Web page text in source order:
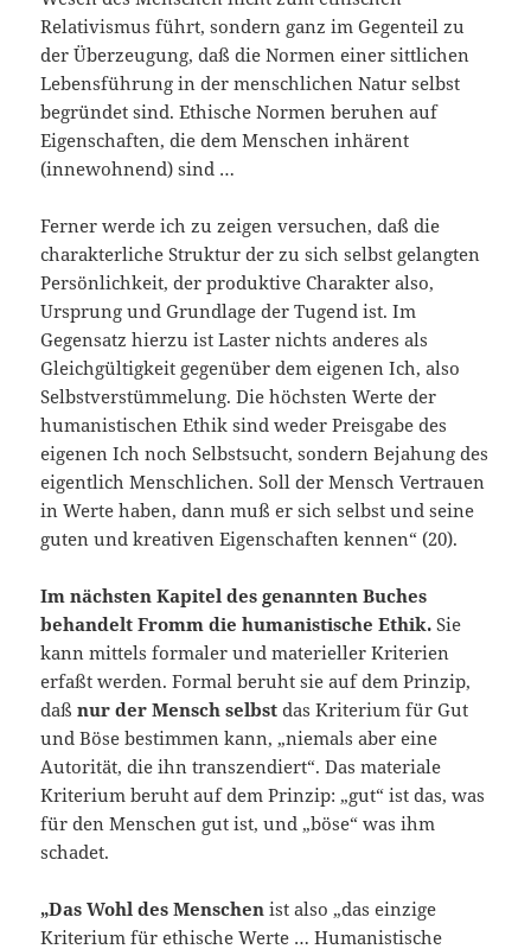
Relativismus führt, sondern ganz im Gegenteil zu
der Überzeugung, daß die Normen einer sittlichen
Lebensführung in der menschlichen Natur selbst
begründet sind. Ethische Normen beruhen auf
Eigenschaften, die dem Menschen inhärent
(innewohnend) sind …
Ferner werde ich zu zeigen versuchen, daß die
charakterliche Struktur der zu sich selbst gelangten
Persönlichkeit, der produktive Charakter also,
Ursprung und Grundlage der Tugend ist. Im
Gegensatz hierzu ist Laster nichts anderes als
Gleichgültigkeit gegenüber dem eigenen Ich, also
Selbstverstümmelung. Die höchsten Werte der
humanistischen Ethik sind weder Preisgabe des
eigenen Ich noch Selbstsucht, sondern Bejahung des
eigentlich Menschlichen. Soll der Mensch Vertrauen
in Werte haben, dann muß er sich selbst und seine
guten und kreativen Eigenschaften kennen“ (20).
Im nächsten Kapitel des genannten Buches
behandelt Fromm die humanistische Ethik. Sie
kann mittels formaler und materieller Kriterien
erfaßt werden. Formal beruht sie auf dem Prinzip,
daßnur der Mensch selbst das Kriterium für Gut
und Böse bestimmen kann, „niemals aber eine
Autorität, die ihn transzendiert“. Das materiale
Kriterium beruht auf dem Prinzip: „gut“ ist das, was
für den Menschen gut ist, und „böse“ was ihm
schadet.
„Das Wohl des Menschen ist also „das einzige
Kriterium für ethische Werte … Humanistische